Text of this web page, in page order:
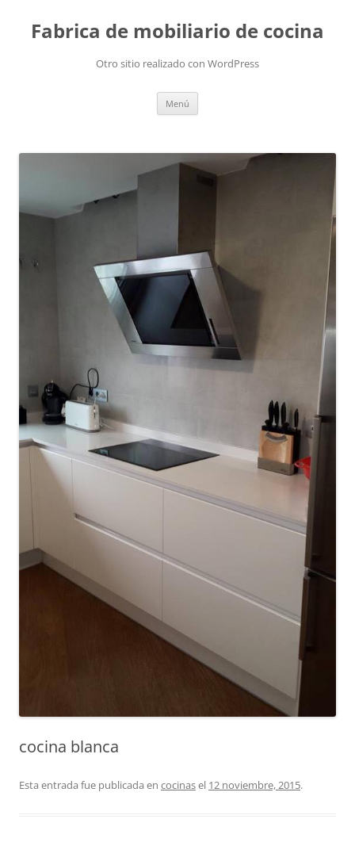
Fabrica de mobiliario de cocina
Otro sitio realizado con WordPress
Menú
cocina blanca
Esta entrada fue publicada en cocinasel 12 noviembre, 2015.